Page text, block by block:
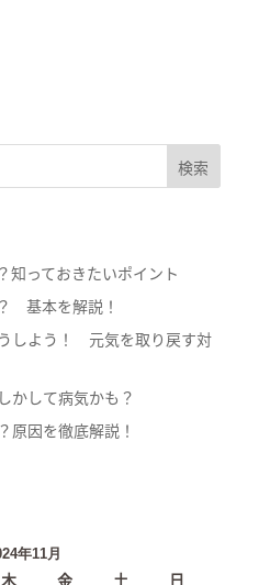
検索
知っておきたいポイント
基本を解説！
しよう！ 元気を取り戻す対
かして病気かも？
原因を徹底解説！
年11月
木 金 土 日